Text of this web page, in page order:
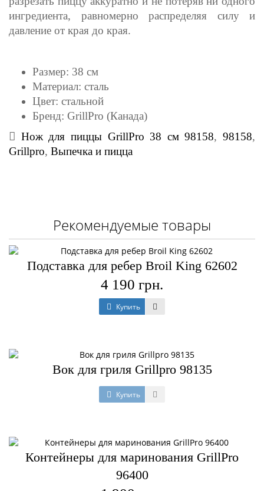
ингредиента, равномерно распределяя силу и
давление от края до края.
Размер: 38 см
Материал: сталь
Цвет: стальной
Бренд: GrillPro (Канада)
Нож для пиццы GrillPro 38 см 98158, 98158,
Grillpro, Выпечка и пицца
Рекомендуемые товары
Подставка для ребер Broil King 62602
4 190 грн.
Купить
Вок для гриля Grillpro 98135
Купить
Контейнеры для маринования GrillPro
96400